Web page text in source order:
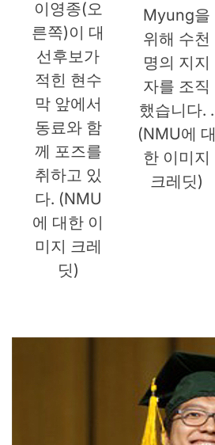
이영종(오
른쪽)이 대
선후보가
적힌 현수
막 앞에서
동료와 함
께 포즈를
취하고 있
다. (NMU
에 대한 이
미지 크레
딧)
Myung을
위해 수천
명의 지지
자를 조직
했습니다. .
(NMU에 대
한 이미지
크레딧)